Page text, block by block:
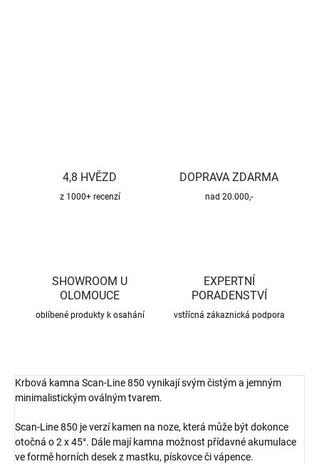
4,8 HVĚZD
z 1000+ recenzí
DOPRAVA ZDARMA
nad 20.000,-
SHOWROOM U
OLOMOUCE
oblíbené produkty k osahání
EXPERTNÍ
PORADENSTVÍ
vstřícná zákaznická podpora
Krbová kamna Scan-Line 850 vynikají svým čistým a jemným
minimalistickým oválným tvarem.
Scan-Line 850 je verzí kamen na noze, která může být dokonce
otočná o 2 x 45°. Dále mají kamna možnost přídavné akumulace
ve formě horních desek z mastku, pískovce či vápence.